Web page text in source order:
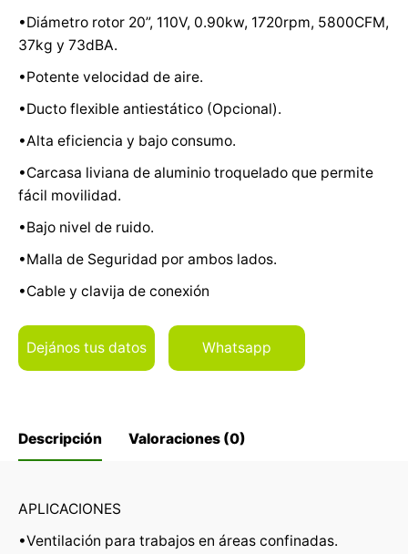
•Diámetro rotor 20”, 110V, 0.90kw, 1720rpm, 5800CFM,
37kg y 73dBA.
•Potente velocidad de aire.
•Ducto flexible antiestático (Opcional).
•Alta eficiencia y bajo consumo.
•Carcasa liviana de aluminio troquelado que permite
fácil movilidad.
•Bajo nivel de ruido.
•Malla de Seguridad por ambos lados.
•Cable y clavija de conexión
Dejános tus datos Whatsapp
Descripción Valoraciones (0)
APLICACIONES
•Ventilación para trabajos en áreas confinadas.
Reseñas
No hay reseñas aún